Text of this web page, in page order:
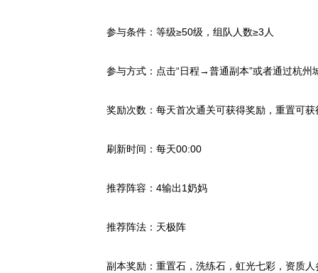
参与条件：等级≥50级，组队人数≥3人
参与方式：点击“日程→普通副本”或者通过杭州
奖励次数：每天首次通关可获得奖励，重置可
刷新时间：每天00:00
推荐阵容：4输出1奶妈
推荐阵法：天极阵
副本奖励：重置石，洗练石，虹光七彩，资质人